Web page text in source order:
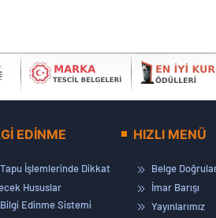
EDİNME
Tapu İşlemlerinde Dikkat
Hususlar
Bilgi Edinme Sistemi
HIZLI MENÜ
Belge
İmar Barışı
Yayınlarımız